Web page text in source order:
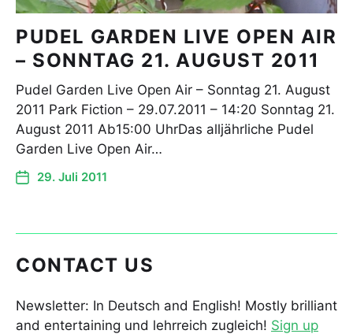
PUDEL GARDEN LIVE OPEN AIR
– SONNTAG 21. AUGUST 2011
Pudel Garden Live Open Air – Sonntag 21. August
2011 Park Fiction – 29.07.2011 – 14:20 Sonntag 21.
August 2011 Ab15:00 UhrDas alljährliche Pudel
Garden Live Open Air…
29. Juli 2011
CONTACT US
Newsletter: In Deutsch and English! Mostly brilliant
and entertaining und lehrreich zugleich! Sign up